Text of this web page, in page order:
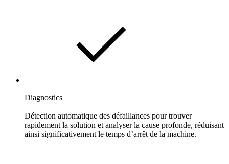
Diagnostics
Détection automatique des défaillances pour trouver
rapidement la solution et analyser la cause profonde, réduisant
ainsi significativement le temps d’arrêt de la machine.